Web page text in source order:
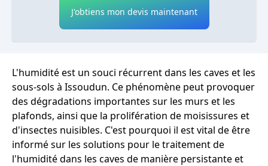
J'obtiens mon devis maintenant
L'humidité est un souci récurrent dans les caves et les
sous-sols à Issoudun. Ce phénomène peut provoquer
des dégradations importantes sur les murs et les
plafonds, ainsi que la prolifération de moisissures et
d'insectes nuisibles. C'est pourquoi il est vital de être
informé sur les solutions pour le traitement de
l'humidité dans les caves de manière persistante et